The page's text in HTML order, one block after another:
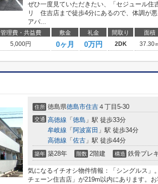
ぜひ一度見ていただきたい、「セジュール
リ 住吉店まで徒歩4分にあるので、体調が
アパ...
管理費・共益費 敷金 礼金 間取り 面積
5,000円 0ヶ月 0万円 2DK 37.30
住所 徳島県徳島市住吉 ４丁目5-30
交通 高徳線 「 徳島 」駅 徒歩33分
牟岐線 「 阿波富田 」駅 徒歩34分
高徳線 「 佐古 」駅 徒歩44分
築年 築28年 階数 2階建 構造 鉄骨プレ
気になるイチオシ物件情報：「シングルス」
チェーン住吉店」が219m以内にあります。